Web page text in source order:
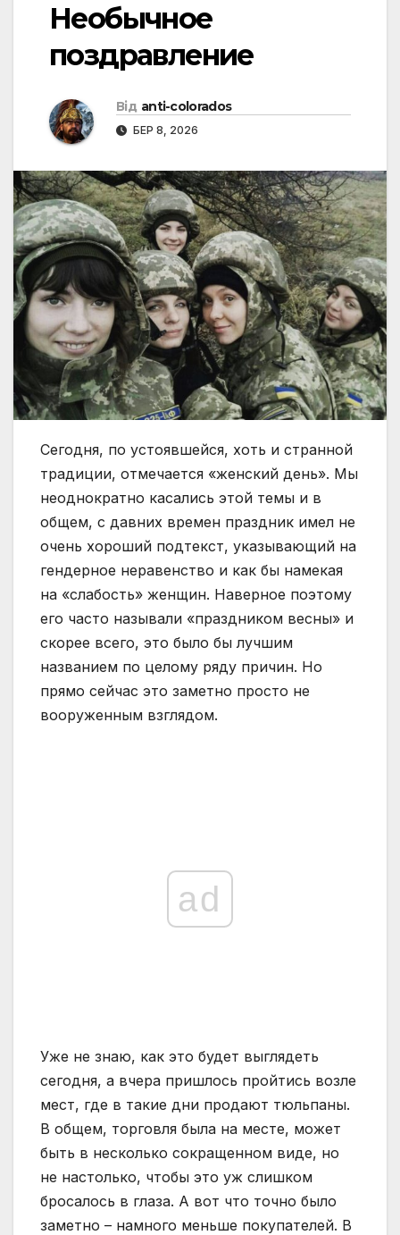
Необычное
поздравление
Від anti-colorados
БЕР 8, 2026
Сегодня, по устоявшейся, хоть и странной
традиции, отмечается «женский день». Мы
неоднократно касались этой темы и в
общем, с давних времен праздник имел не
очень хороший подтекст, указывающий на
гендерное неравенство и как бы намекая
на «слабость» женщин. Наверное поэтому
его часто называли «праздником весны» и
скорее всего, это было бы лучшим
названием по целому ряду причин. Но
прямо сейчас это заметно просто не
вооруженным взглядом.
ad
Уже не знаю, как это будет выглядеть
сегодня, а вчера пришлось пройтись возле
мест, где в такие дни продают тюльпаны.
В общем, торговля была на месте, может
быть в несколько сокращенном виде, но
не настолько, чтобы это уж слишком
бросалось в глаза. А вот что точно было
заметно – намного меньше покупателей. В